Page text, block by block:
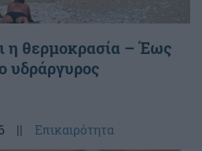
η θερμοκρασία – Έως
υδράργυρος
|| Επικαιρότητα